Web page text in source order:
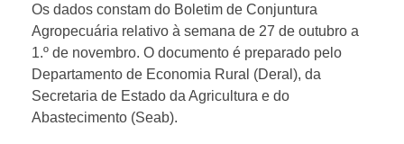
s
a
c
Os dados constam do Boletim de Conjuntura
Agropecuária relativo à semana de 27 de outubro a
1.º de novembro. O documento é preparado pelo
Departamento de Economia Rural (Deral), da
Secretaria de Estado da Agricultura e do
Abastecimento (Seab).